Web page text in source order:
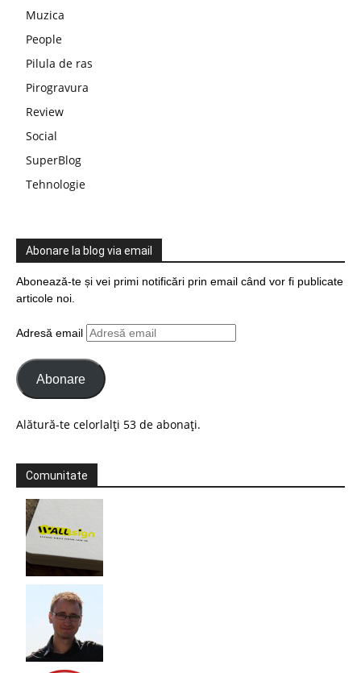
Muzica
People
Pilula de ras
Pirogravura
Review
Social
SuperBlog
Tehnologie
Abonare la blog via email
Abonează-te și vei primi notificări prin email când vor fi publicate
articole noi.
Adresă email
Abonare
Alătură-te celorlalți 53 de abonați.
Comunitate